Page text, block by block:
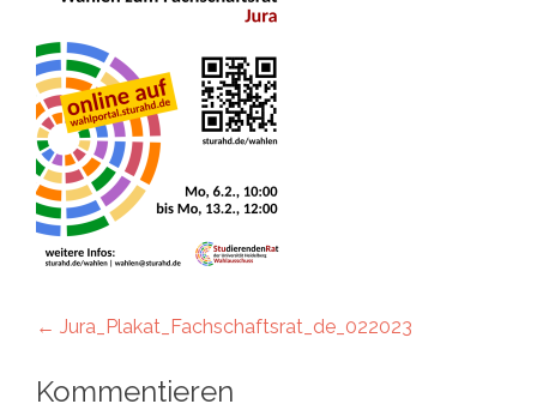
Artikel-
Navigation
← Jura_Plakat_Fachschaftsrat_de_022023
Kommentieren